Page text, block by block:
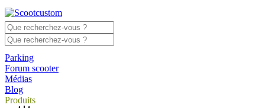
Parking
Forum scooter
Médias
Blog
Produits